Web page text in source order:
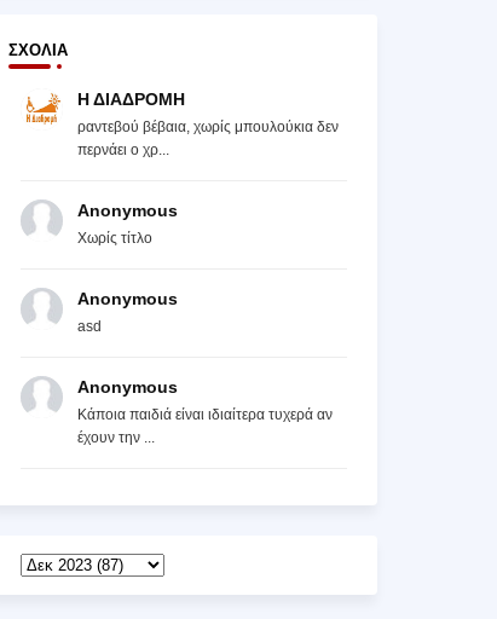
ΣΧΌΛΙΑ
Η ΔΙΑΔΡΟΜΗ
ραντεβού βέβαια, χωρίς μπουλούκια δεν
περνάει ο χρ...
Anonymous
Χωρίς τίτλο
Anonymous
asd
Anonymous
Κάποια παιδιά είναι ιδιαίτερα τυχερά αν
έχουν την ...